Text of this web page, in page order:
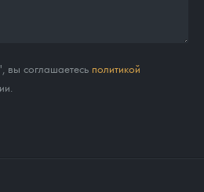
вы соглашаетесь политикой